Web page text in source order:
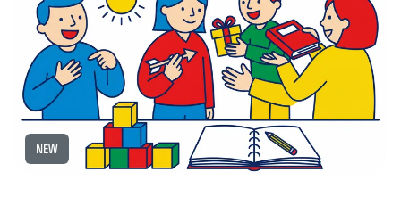
NEW